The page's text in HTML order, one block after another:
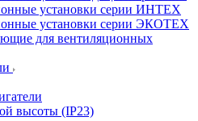
установки серии ИНТЕХ
установки серии ЭКОТЕХ
для вентиляционных
высоты (IP23)